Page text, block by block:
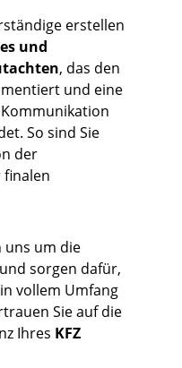
erstellen
und
, das den
und eine
So sind Sie
der
finalen
uns um die
sorgen dafür,
vollem Umfang
Sie auf die
Ihres KFZ